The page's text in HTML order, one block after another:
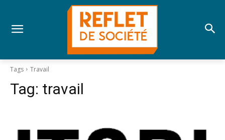
Tags Travail
Tag: travail